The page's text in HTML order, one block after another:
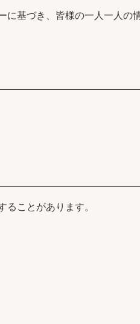
基づき、皆様の一人一人の
ことがあります。